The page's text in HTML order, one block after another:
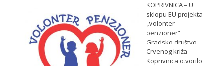
KOPRIVNICA – U
sklopu EU projekta
„Volonter
penzioner“
Gradsko društvo
Crvenog križa
Koprivnica otvorilo